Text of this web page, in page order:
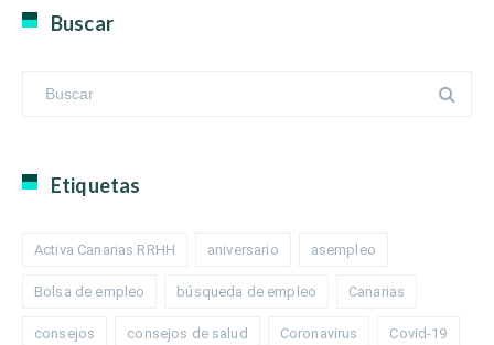
Buscar
Etiquetas
Activa Canarias RRHH aniversario asempleo
Bolsa de empleo búsqueda de empleo Canarias
consejos consejos de salud Coronavirus Covid-19